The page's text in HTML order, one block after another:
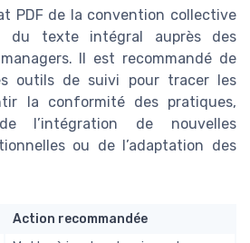
PDF de la convention collective
du texte intégral auprès des
Il est recommandé de
outils de suivi pour tracer les
la conformité des pratiques,
l’intégration de nouvelles
ou de l’adaptation des
Action recommandée